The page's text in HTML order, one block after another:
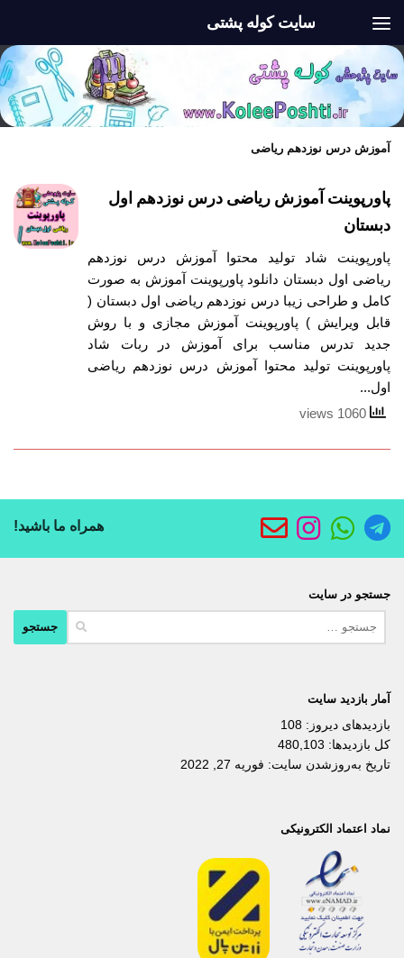
سایت کوله پشتی
آموزش درس نوزدهم ریاضی
پاورپوینت آموزش ریاضی درس نوزدهم اول
دبستان
پاورپوینت شاد تولید محتوا آموزش درس نوزدهم
ریاضی اول دبستان دانلود پاورپوینت آموزش به صورت
کامل و طراحی زیبا درس نوزدهم ریاضی اول دبستان (
قابل ویرایش ) پاورپوینت آموزش مجازی و با روش
جدید تدرس مناسب برای آموزش در ربات شاد
پاورپوینت تولید محتوا آموزش درس نوزدهم ریاضی
اول...
همراه ما باشید!
جستجو در سایت
آمار بازدید سایت
بازدیدهای دیروز: 108
کل بازدیدها: 480,103
تاریخ به‌روزشدن سایت: فوریه 27, 2022
نماد اعتماد الکترونیکی